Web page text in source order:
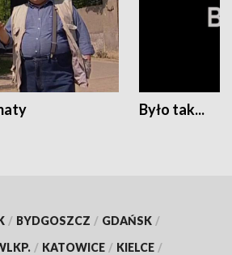
Było tak...
/ BYDGOSZCZ / GDAŃSK /
/ KATOWICE / KIELCE /